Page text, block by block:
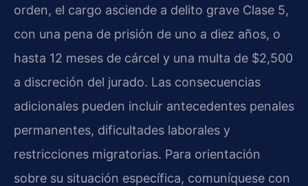
orden, el cargo asciende a delito grave Clase 5,
con una pena de prisión de uno a diez años, o
hasta 12 meses de cárcel y una multa de $2,500
a discreción del jurado. Las consecuencias
adicionales pueden incluir antecedentes penales
permanentes, dificultades laborales y
restricciones migratorias. Para orientación
sobre su situación específica, comuníquese con